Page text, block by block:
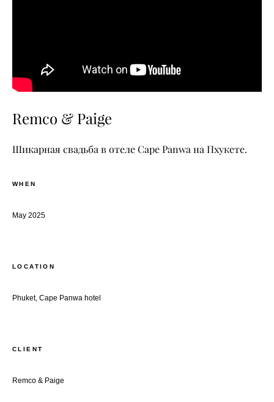
Remco & Paige
Шикарная свадьба в отеле Cape Panwa на Пхукете.
WHEN
May 2025
LOCATION
Phuket, Cape Panwa hotel
CLIENT
Remco & Paige